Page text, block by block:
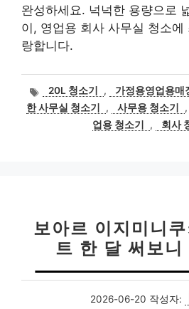
완성하세요. 넉넉한 용량으로
이, 영업용 회사 사무실 청소
랑합니다.
태
그
20L 청소기 , 가정용영업용매
한 사무실 청소기
, 사무용 청소기 ,
업용 청소기
, 회사
보아르 이지미니
트 한 달 써보니
2026-06-20 작성자: